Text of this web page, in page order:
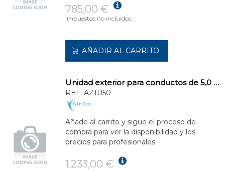
785,00 €
Impuestos no incluidos.
AÑADIR AL CARRITO
Unidad exterior para conductos de 5,0 kW. R32 Inverter.
REF: AZ1U50
Añade al carrito y sigue el proceso de
compra para ver la disponibilidad y los
precios para profesionales.
1.233,00 €